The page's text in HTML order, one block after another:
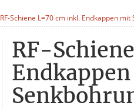
RF-Schiene L=70 cm inkl. Endkappen
RF-